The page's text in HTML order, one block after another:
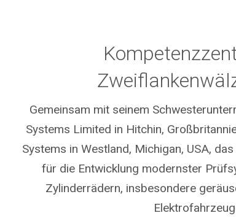
Gemeinsam mit seinem
Systems Limited in Hitchin,
Systems in Westland, Michigan, USA,
für die Entwicklung modernster
Zylinderrädern, insbesondere